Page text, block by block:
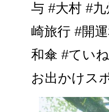
与 #大村 #
崎旅行 #開
和傘 #てい
お出かけス